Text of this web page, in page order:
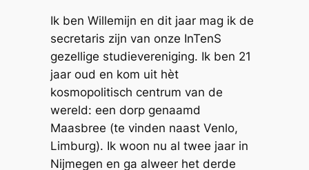
Ik ben Willemijn en dit jaar mag ik de
secretaris zijn van onze InTenS
gezellige studievereniging. Ik ben 21
jaar oud en kom uit hèt
kosmopolitisch centrum van de
wereld: een dorp genaamd
Maasbree (te vinden naast Venlo,
Limburg). Ik woon nu al twee jaar in
Nijmegen en ga alweer het derde